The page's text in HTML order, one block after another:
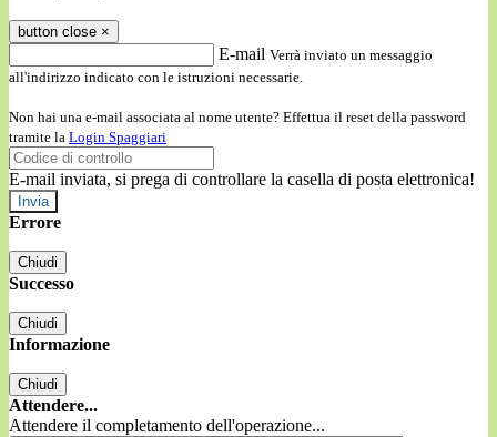
button close ×
E-mail Verrà inviato un messaggio
all'indirizzo indicato con le istruzioni necessarie.
Non hai una e-mail associata al nome utente? Effettua il reset della password
tramite la Login Spaggiari
E-mail inviata, si prega di controllare la casella di posta elettronica!
Errore
Chiudi
Successo
Chiudi
Informazione
Chiudi
Attendere...
Attendere il completamento dell'operazione...